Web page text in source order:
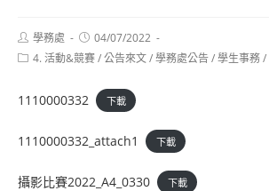
Post
author:
學務處
Post
published:
04/07/2022
Post4. 活動&競賽/公告來文/學務處公告/學生事務/
1110000332 下載
1110000332_attach1 下載
攝影比賽2022_A4_0330 下載